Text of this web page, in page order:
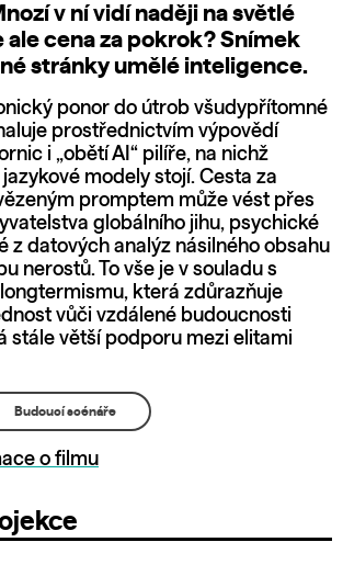
v ní vidí naději na světlé
ale cena za pokrok? Snímek
stránky umělé inteligence.
ponor do útrob všudypřítomné
prostřednictvím výpovědí
i „obětí AI“ pilíře, na nichž
modely stojí. Cesta za
promptem může vést přes
globálního jihu, psychické
z datových analýz násilného obsahu
nerostů. To vše je v souladu s
která zdůrazňuje
vůči vzdálené budoucnosti
stále větší podporu mezi elitami
Budoucí scénáře
o filmu